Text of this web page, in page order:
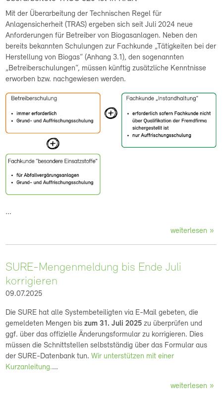
Mit der Überarbeitung der Technischen Regel für
Anlagensicherheit (TRAS) ergeben sich seit Juli 2024 neue
Anforderungen für Betreiber von Biogasanlagen. Neben den
bereits bekannten Schulungen zur Fachkunde „Tätigkeiten bei der
Herstellung von Biogas“ (Anhang 3.1), den sogenannten
„Betreiberschulungen“, müssen künftig zusätzliche Kenntnisse
erworben bzw. nachgewiesen werden.
...
weiterlesen
SURE-Mengenmeldung bis Ende Juli
korrigieren
09.07.2025
Die SURE hat alle Systembeteiligten via E-Mail gebeten, die
gemeldeten Mengen biszum 31. Juli 2025 zu überprüfen und
ggf. über das offizielle Änderungsformular zu korrigieren. Dies
müssen die Schnittstellen selbstständig über das Formular aus
der SURE-Datenbank tun.Wir unterstützen mit einer
Kurzanleitung....
weiterlesen